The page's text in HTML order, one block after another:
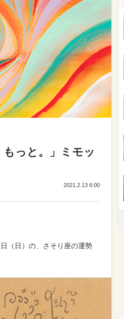
もっと。」ミモッ
2021.2.13 6:00
（日）の、さそり座の運勢